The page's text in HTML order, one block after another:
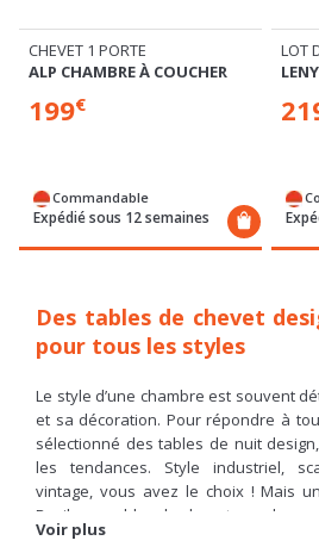
CHEVET 1 PORTE
ALP CHAMBRE À COUCHER
199€
Commandable
Expédié sous 12 semaines
Des tables de chevet
pour tous les styles
Le style d’une chambre est souvent
et sa décoration. Pour répondre à
sélectionné des tables de nuit
les tendances. Style industriel,
vintage, vous avez le choix ! Mais
Basika, meubles de chevet pas chers
vous.
Voir plus